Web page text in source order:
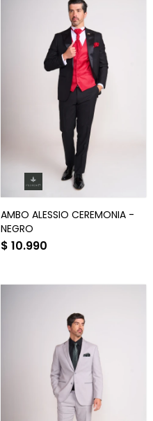
AMBO ALESSIO CEREMONIA -
NEGRO
$ 10.990